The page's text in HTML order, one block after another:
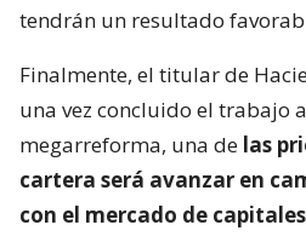
tendrán un resultado
Finalmente, el titular de
una vez concluido el trabajo
megarreforma, una de las
cartera será avanzar en
con el mercado de